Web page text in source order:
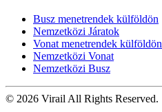
Busz menetrendek külföldön
Nemzetközi Járatok
Vonat menetrendek külföldön
Nemzetközi Vonat
Nemzetközi Busz
© 2026 Virail All Rights Reserved.